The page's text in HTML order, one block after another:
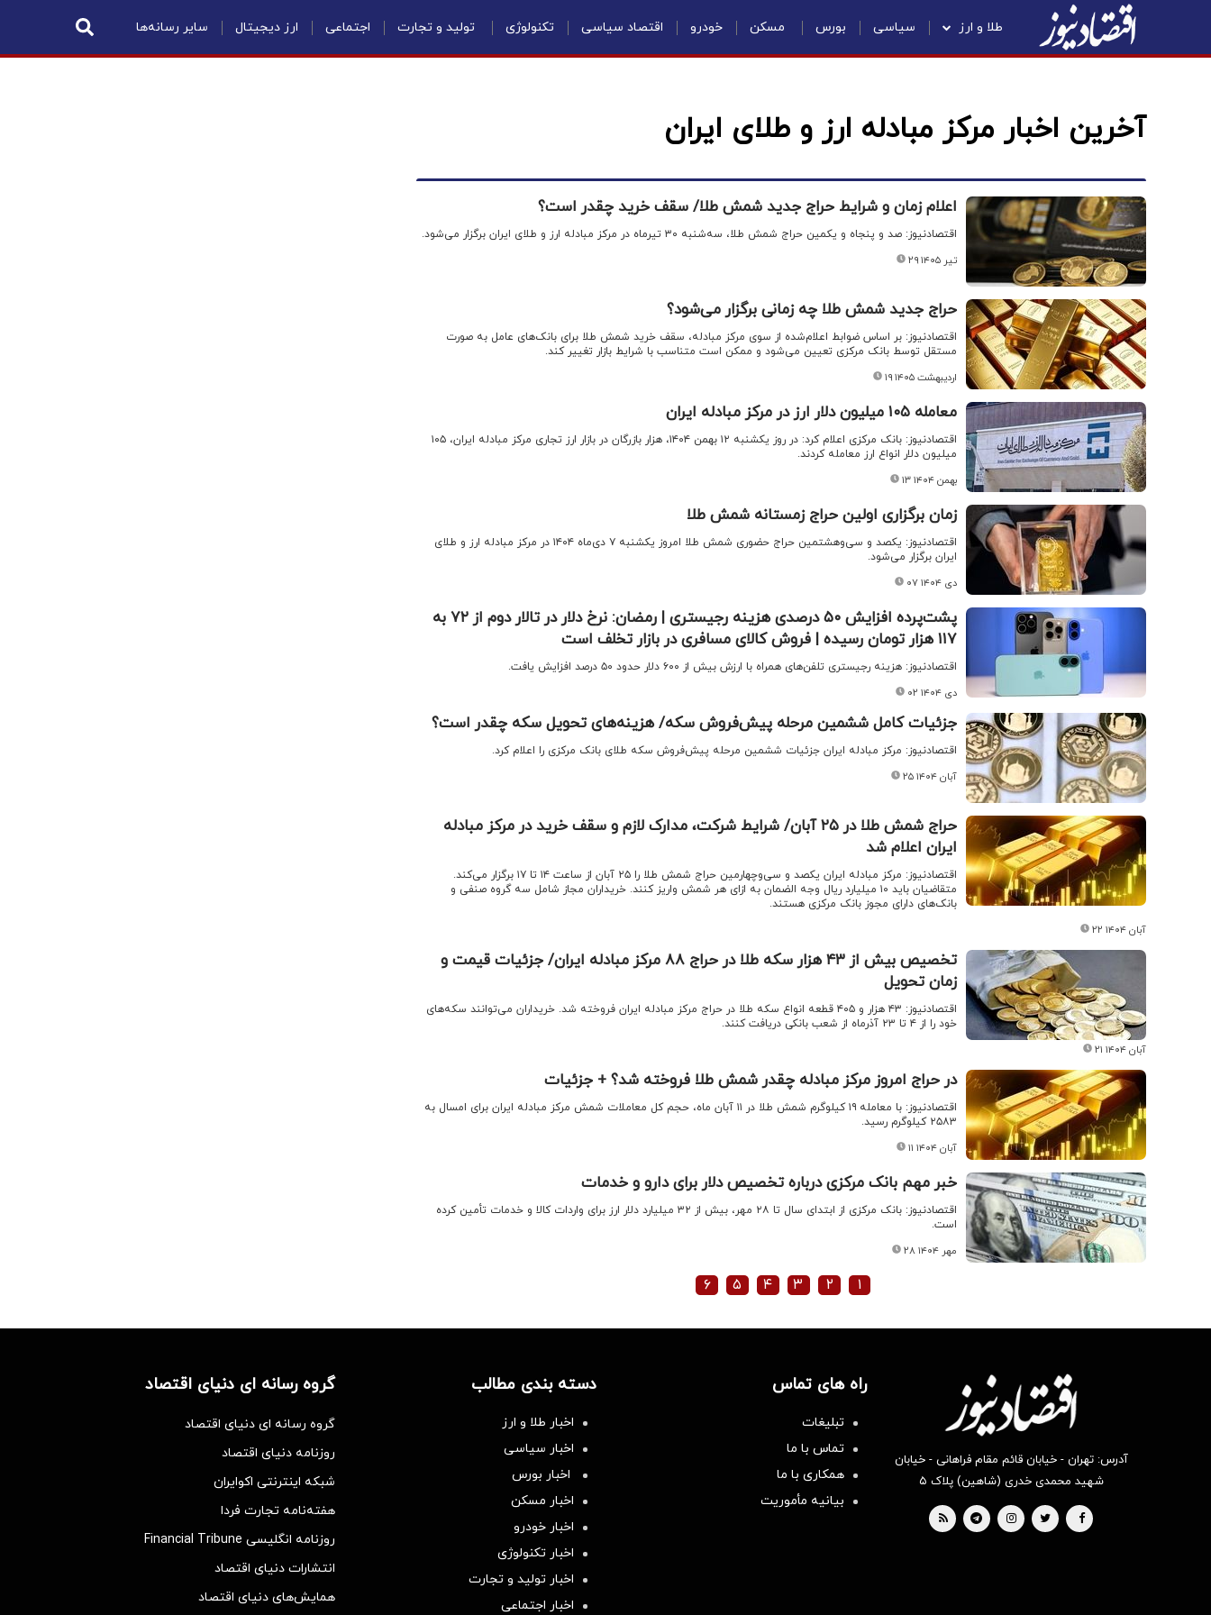
طلا و ارز سیاسی بورس مسکن خودرو اقتصاد سیاسی تکنولوژی تولید و تجارت اجتماعی ارز دیجیتال سایر رسانه‌ها
آخرین اخبار مرکز مبادله ارز و طلای ایران
اعلام زمان و شرایط حراج جدید شمش طلا/ سقف خرید چقدر است؟
اقتصادنیوز: صد و پنجاه و یکمین حراج شمش طلا، سه‌شنبه ۳۰ تیرماه در مرکز مبادله ارز و طلای ایران برگزار می‌شود.
۲۹ تیر ۱۴۰۵
حراج جدید شمش طلا چه زمانی برگزار می‌شود؟
اقتصادنیوز: بر اساس ضوابط اعلام‌شده از سوی مرکز مبادله، سقف خرید شمش طلا برای بانک‌های عامل به صورت
مستقل توسط بانک مرکزی تعیین می‌شود و ممکن است متناسب با شرایط بازار تغییر کند.
۱۹ اردیبهشت ۱۴۰۵
معامله ۱۰۵ میلیون دلار ارز در مرکز مبادله ایران
اقتصادنیوز: بانک مرکزی اعلام کرد: در روز یکشنبه ۱۲ بهمن ۱۴۰۴، هزار بازرگان در بازار ارز تجاری مرکز مبادله ایران، ۱۰۵
میلیون دلار انواع ارز معامله کردند.
۱۳ بهمن ۱۴۰۴
زمان برگزاری اولین حراج زمستانه شمش طلا
اقتصادنیوز: یکصد و سی‌وهشتمین حراج حضوری شمش طلا امروز یکشنبه ۷ دی‌ماه ۱۴۰۴ در مرکز مبادله ارز و طلای
ایران برگزار می‌شود.
۰۷ دی ۱۴۰۴
پشت‌پرده افزایش ۵۰ درصدی هزینه رجیستری | رمضان: نرخ دلار در تالار دوم از ۷۲ به
۱۱۷ هزار تومان رسیده | فروش کالای مسافری در بازار تخلف است
اقتصادنیوز: هزینه رجیستری تلفن‌های همراه با ارزش بیش از ۶۰۰ دلار حدود ۵۰ درصد افزایش یافت.
۰۲ دی ۱۴۰۴
جزئیات کامل ششمین مرحله پیش‌فروش سکه/ هزینه‌های تحویل سکه چقدر است؟
اقتصادنیوز: مرکز مبادله ایران جزئیات ششمین مرحله پیش‌فروش سکه طلای بانک مرکزی را اعلام کرد.
۲۵ آبان ۱۴۰۴
حراج شمش طلا در ۲۵ آبان/ شرایط شرکت، مدارک لازم و سقف خرید در مرکز مبادله
ایران اعلام شد
اقتصادنیوز: مرکز مبادله ایران یکصد و سی‌وچهارمین حراج شمش طلا را ۲۵ آبان از ساعت ۱۴ تا ۱۷ برگزار می‌کند.
متقاضیان باید ۱۰ میلیارد ریال وجه الضمان به ازای هر شمش واریز کنند. خریداران مجاز شامل سه گروه صنفی و
بانک‌های دارای مجوز بانک مرکزی هستند.
۲۲ آبان ۱۴۰۴
تخصیص بیش از ۴۳ هزار سکه طلا در حراج ۸۸ مرکز مبادله ایران/ جزئیات قیمت و
زمان تحویل
اقتصادنیوز: ۴۳ هزار و ۴۰۵ قطعه انواع سکه طلا در حراج مرکز مبادله ایران فروخته شد. خریداران می‌توانند سکه‌های
خود را از ۴ تا ۲۳ آذرماه از شعب بانکی دریافت کنند.
۲۱ آبان ۱۴۰۴
در حراج امروز مرکز مبادله چقدر شمش طلا فروخته شد؟ + جزئیات
اقتصادنیوز: با معامله ۱۹ کیلوگرم شمش طلا در ۱۱ آبان ماه، حجم کل معاملات شمش مرکز مبادله ایران برای امسال به
۲۵۸۳ کیلوگرم رسید.
۱۱ آبان ۱۴۰۴
خبر مهم بانک مرکزی درباره تخصیص دلار برای دارو و خدمات
اقتصادنیوز: بانک مرکزی از ابتدای سال تا ۲۸ مهر، بیش از ۳۲ میلیارد دلار ارز برای واردات کالا و خدمات تأمین کرده
است.
۲۸ مهر ۱۴۰۴
۱ ۲ ۳ ۴ ۵ ۶
آدرس: تهران - خیابان قائم مقام فراهانی - خیابان
شهید محمدی خدری (شاهین) پلاک ۵
راه های تماس
تبلیغات
تماس با ما
همکاری با ما
بیانیه مأموریت
دسته بندی مطالب
اخبار طلا و ارز
اخبار سیاسی
اخبار بورس
اخبار مسکن
اخبار خودرو
اخبار تکنولوژی
اخبار تولید و تجارت
اخبار اجتماعی
گروه رسانه ای دنیای اقتصاد
گروه رسانه ای دنیای اقتصاد
روزنامه دنیای اقتصاد
شبکه اینترنتی اکوایران
هفته‌نامه تجارت فردا
روزنامه انگلیسی Financial Tribune
انتشارات دنیای اقتصاد
همایش‌های دنیای اقتصاد